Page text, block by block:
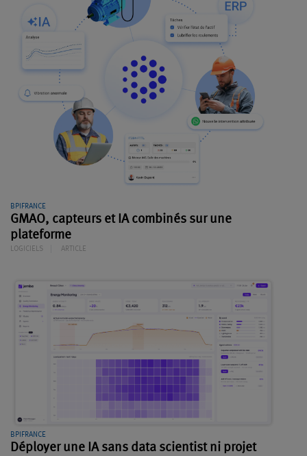
BPIFRANCE
GMAO, capteurs et IA combinés sur une
plateforme
LOGICIELS ARTICLE
BPIFRANCE
Déployer une IA sans data scientist ni projet